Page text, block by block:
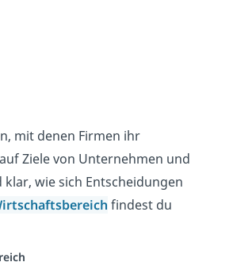
mit denen Firmen ihr
Ziele von Unternehmen und
wie sich Entscheidungen
findest du